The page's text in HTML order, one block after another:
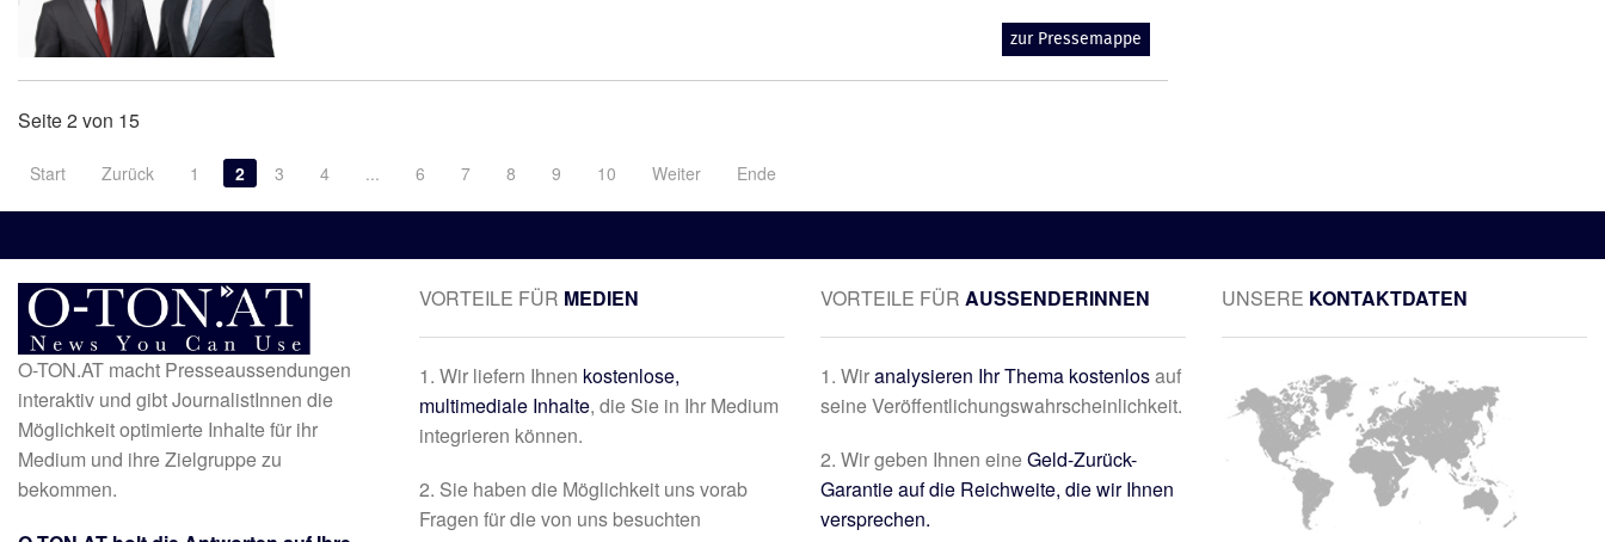
zur Pressemappe
Seite 2 von 15
Start Zurück 1 2 3 4 ... 6 7 8 9 10 Weiter Ende
O-TON.AT macht Presseaussendungen
interaktiv und gibt JournalistInnen die
Möglichkeit optimierte Inhalte für ihr
Medium und ihre Zielgruppe zu
bekommen.
VORTEILE FÜR MEDIEN
1. Wir liefern Ihnen kostenlose,
multimediale Inhalte, die Sie in Ihr Medium
integrieren können.
2. Sie haben die Möglichkeit uns vorab
Fragen für die von uns besuchten
VORTEILE FÜR AUSSENDERINNEN
1. Wiranalysieren Ihr Thema kostenlosauf
seine Veröffentlichungswahrscheinlichkeit.
2. Wir geben Ihnen eineGeld-Zurück-
Garantie auf die Reichweite, die wir Ihnen
versprechen.
UNSERE KONTAKTDATEN